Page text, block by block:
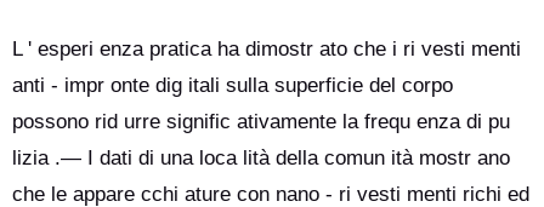
L ' esperi enza pratica ha dimostr ato che i ri vesti menti
anti - impr onte dig itali sulla superficie del corpo
possono rid urre signific ativamente la frequ enza di pu
lizia .— I dati di una loca lità della comun ità mostr ano
che le appare cchi ature con nano - ri vesti menti richi ed